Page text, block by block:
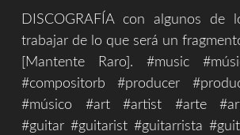
DISCOGRAFÍA con algunos de
trabajar de lo que será un
[Mantente Raro]. #music
#compositorb #producer
#músico #art #artist #arte
#guitar #guitarist #guitarrista